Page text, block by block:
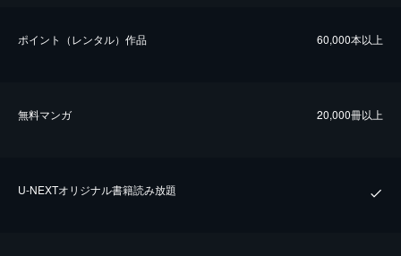
ポイント（レンタル）作品 60,000本以上
無料マンガ 20,000冊以上
U-NEXTオリジナル書籍読み放題